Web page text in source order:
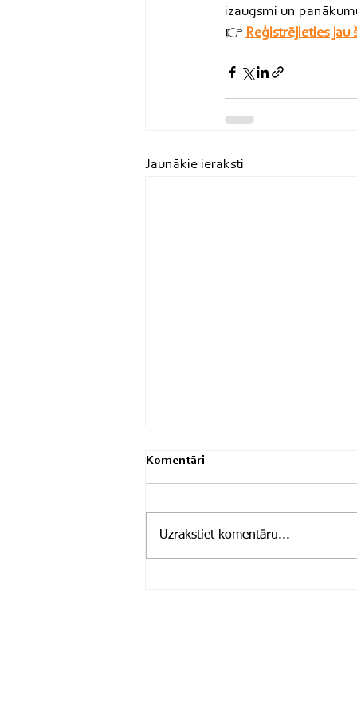
izaugsmi un
👉 Reģistrējieties jau
Jaunākie ieraksti
Komentāri
Uzrakstiet komentāru...